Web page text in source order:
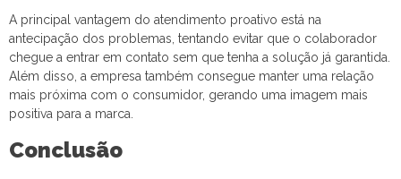
A principal vantagem do atendimento proativo está na
antecipação dos problemas, tentando evitar que o colaborador
chegue a entrar em contato sem que tenha a solução já garantida.
Além disso, a empresa também consegue manter uma relação
mais próxima com o consumidor, gerando uma imagem mais
positiva para a marca.
Conclusão